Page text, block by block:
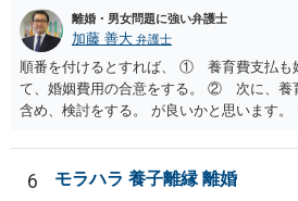
ているという点は貴方としては不快にお感
だけで直ちに法的責任が認められるとは限
ずは夫に対する対応を中心に考えるのが一
か、離婚せずに慰謝料や再発防止の誓約書
わります。証拠としては、SNS投稿、口コ
のやり取り、県をまたいで通っていた記録
離婚・男女問題に強い弁護士
加藤 善大 弁護士
順番を付けるとすれば、 ① 養育費支払も
て、婚姻費用の合意をする。 ② 次に、養
含め、検討をする。 が良いかと思います
6 モラハラ 養子離縁 離婚